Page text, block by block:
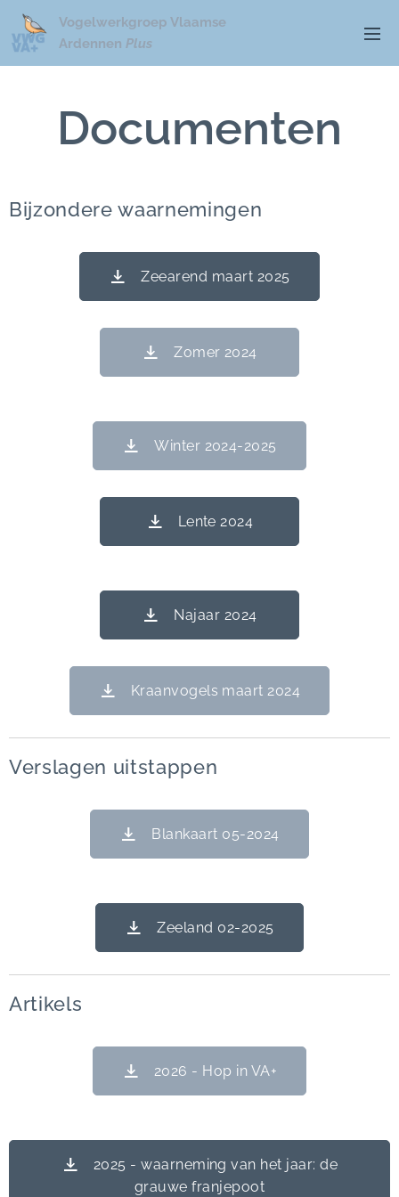
Vogelwerkgroep Vlaamse
Ardennen Plus
Documenten
Bijzondere waarnemingen
Zeearend maart 2025
Zomer 2024
Winter 2024-2025
Lente 2024
Najaar 2024
Kraanvogels maart 2024
Verslagen uitstappen
Blankaart 05-2024
Zeeland 02-2025
Artikels
2026 - Hop in VA+
2025 - waarneming van het jaar: de
grauwe franjepoot